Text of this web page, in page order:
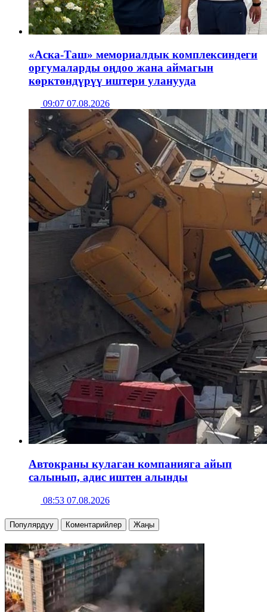
«Аска-Таш» мемориалдык комплексиндеги
оргумаларды оңдоо жана аймагын
көрктөндүрүү иштери уланууда
09:07 07.08.2026
Автокраны кулаган компанияга айып
салынып, адис иштен алынды
08:53 07.08.2026
Популярдуу Коментарийлер Жаңы